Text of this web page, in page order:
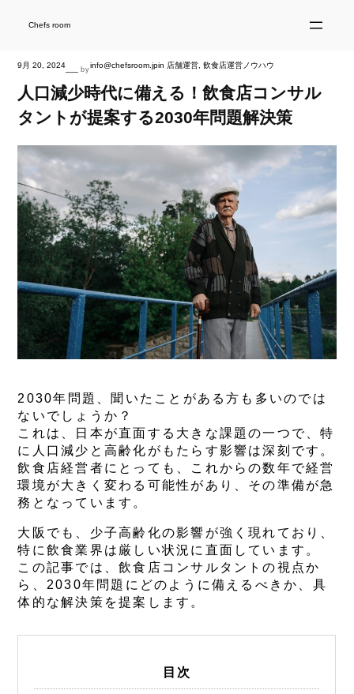
Chefs room
9月 20, 2024— byinfo@chefsroom.jpin 店舗運営 , 飲食店運営ノウハウ
人口減少時代に備える！飲食店コンサル
タントが提案する2030年問題解決策
2030年問題、聞いたことがある方も多いのでは
ないでしょうか？
これは、日本が直面する大きな課題の一つで、特
に人口減少と高齢化がもたらす影響は深刻です。
飲食店経営者にとっても、これからの数年で経営
環境が大きく変わる可能性があり、その準備が急
務となっています。
大阪でも、少子高齢化の影響が強く現れており、
特に飲食業界は厳しい状況に直面しています。
この記事では、飲食店コンサルタントの視点か
ら、2030年問題にどのように備えるべきか、具
体的な解決策を提案します。
目次